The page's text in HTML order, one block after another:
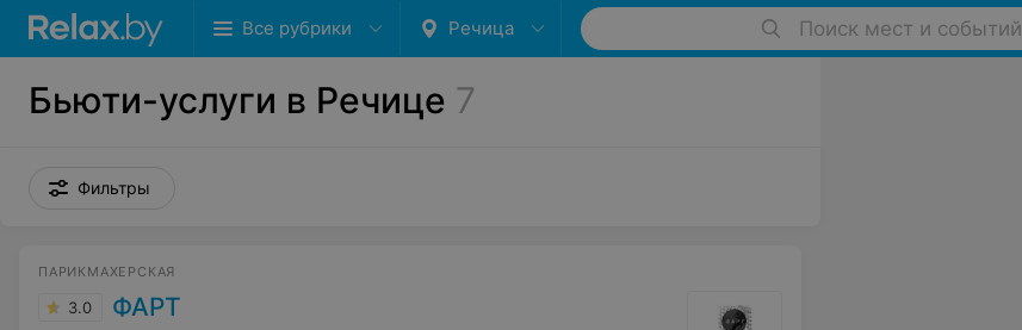
Все рубрики Речица Поиск мест и событий
Бьюти-услуги в Речице 7
Фильтры
ПАРИКМАХЕРСКАЯ
3.0 ФАРТ